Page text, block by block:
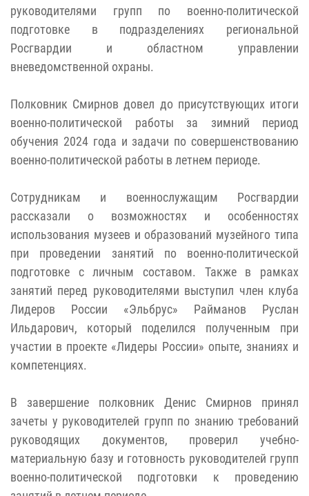
руководителями групп по военно-политической
подготовке в подразделениях региональной
Росгвардии и областном управлении
вневедомственной охраны.
Полковник Смирнов довел до присутствующих итоги
военно-политической работы за зимний период
обучения 2024 года и задачи по совершенствованию
военно-политической работы в летнем периоде.
Сотрудникам и военнослужащим Росгвардии
рассказали о возможностях и особенностях
использования музеев и образований музейного типа
при проведении занятий по военно-политической
подготовке с личным составом. Также в рамках
занятий перед руководителями выступил член клуба
Лидеров России «Эльбрус» Райманов Руслан
Ильдарович, который поделился полученным при
участии в проекте «Лидеры России» опыте, знаниях и
компетенциях.
В завершение полковник Денис Смирнов принял
зачеты у руководителей групп по знанию требований
руководящих документов, проверил учебно-
материальную базу и готовность руководителей групп
военно-политической подготовки к проведению